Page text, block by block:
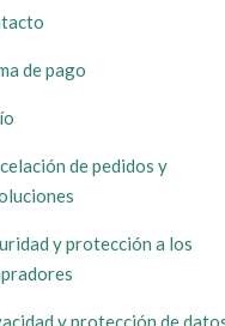
de pago
de pedidos y
y protección a los
y protección de